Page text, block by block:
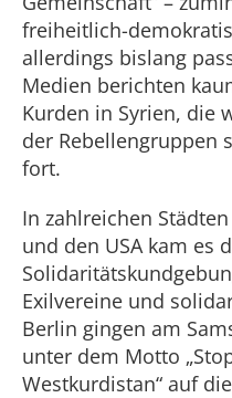
freiheitlich-
allerdings bislang
Medien berichten
Kurden in Syrien, die
der Rebellengruppen
fort.
In zahlreichen
und den USA kam es
Exilvereine und
Berlin gingen am
unter dem Motto
Westkurdistan“ auf